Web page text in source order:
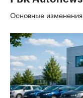
Основные